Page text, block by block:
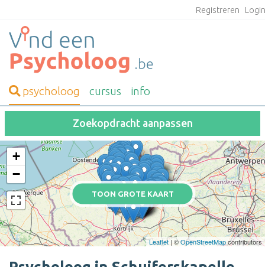
Registreren
psycholoog cursus info
Zoekopdracht aanpassen
TOON GROTE KAART
+
−
Leaflet| ©OpenStreetMapcontributors